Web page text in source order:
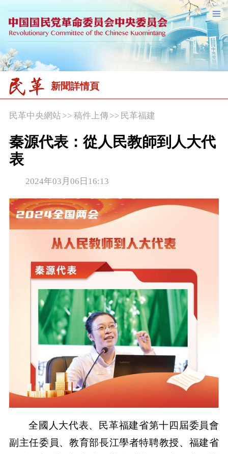
新聞詳情頁
民革中央網站>> 稿件上傳>> 民革福建
秦源代表：從人民教師到人大代
表
2024年03月06日16:13
全國人大代表、民革福建省第十四屆委員會
副主任委員、教育部長江學者特聘教授、福建省